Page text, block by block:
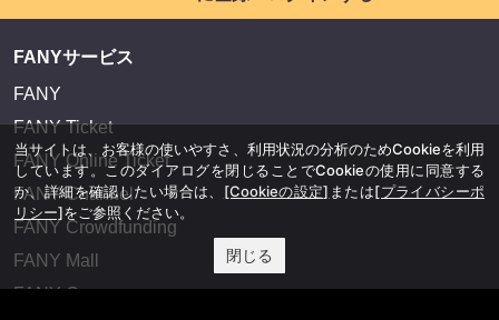
FANYサービス
FANY
FANY Ticket
FANY Online Ticket
FANY Channel
FANY Crowdfunding
FANY Mall
FANY Commu
当サイトは、お客様の使いやすさ、利用状況の分析のためCookieを利用
しています。このダイアログを閉じることでCookieの使用に同意する
か、詳細を確認したい場合は、 [Cookieの設定] または[プライバシーポ
リシー]をご参照ください。
閉じる